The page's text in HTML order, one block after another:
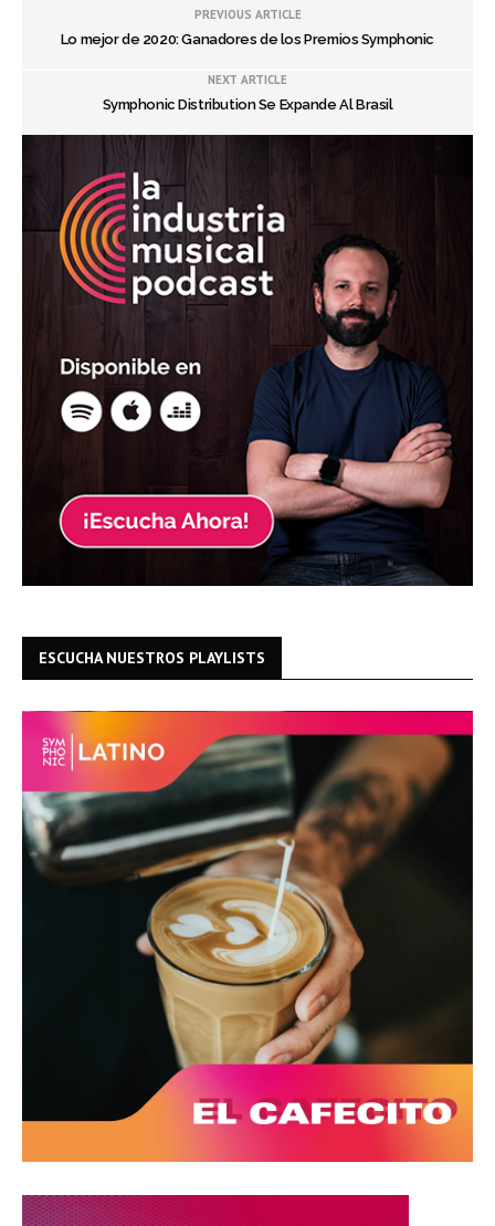
PREVIOUS ARTICLE
Lo mejor de 2020: Ganadores de los Premios Symphonic
NEXT ARTICLE
Symphonic Distribution Se Expande Al Brasil
ESCUCHA NUESTROS PLAYLISTS